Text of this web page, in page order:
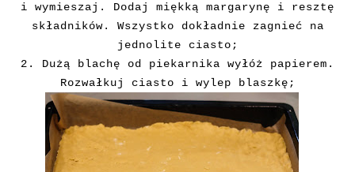
i wymieszaj. Dodaj miękką margarynę i resztę
składników. Wszystko dokładnie zagnieć na
jednolite ciasto;
2. Dużą blachę od piekarnika wyłóż papierem.
Rozwałkuj ciasto i wylep blaszkę;